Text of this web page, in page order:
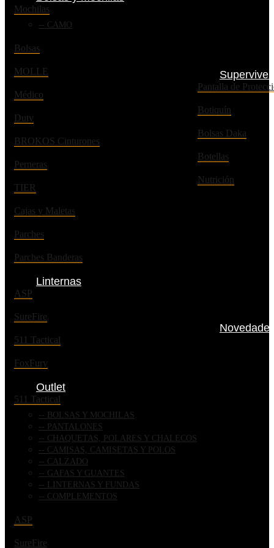
Mochilas
CAMO
Bolsas
MOLLE
Médico
Duty
BROKOS Cinturones
Perneras
TIER
Cajas y Maletas
Parches
Parches Banderas
Pantalla de
Botiquín
Bolsas Daka
Botellas
Nutrición
Linternas
ASP
SureFire
511 Tactical
FoxFury
Outlet
511 Tactical
BOLSAS Y MOCHILAS
PANTALONES
CHAQUETAS, POLARES Y CHALECOS
CAMISAS, CAMISETAS Y POLOS
CALZADO
GAFAS Y GUANTES
LINTERNAS Y FUNDAS
COMPLEMENTOS
ASP
SureFire